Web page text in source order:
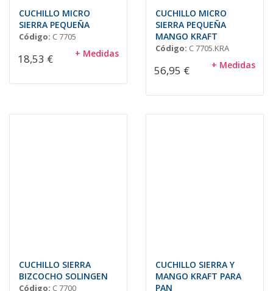
CUCHILLO MICRO
SIERRA PEQUEÑA
Código: C 7705
18,53 € + Medidas
CUCHILLO MICRO
SIERRA PEQUEÑA
MANGO KRAFT
Código: C 7705.KRA
56,95 € + Medidas
CUCHILLO SIERRA
BIZCOCHO SOLINGEN
Código: C 7700
CUCHILLO SIERRA Y
MANGO KRAFT PARA
PAN